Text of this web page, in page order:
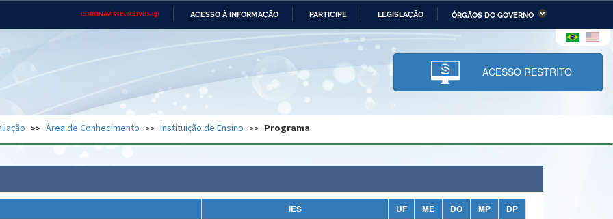
CORONAVÍRUS (COVID-19) ACESSO À INFORMAÇÃO PARTICIPE LEGISLAÇÃO ÓRGÃOS DO GOVERNO
Ministério das Relações Ministério da Economia Ministério da Infraestrutura
Ministério da Ciência,
Tecnologia, Inovações e
Comunicações
Ministério do Desenvolvimento
Regional e dos Direitos Humanos
Advocacia-Geral da União Banco Central do Brasil Planalto
ACESSO RESTRITO
Área de Conhecimento Instituição de Ensino Programa
IES UF ME DO MP
DP